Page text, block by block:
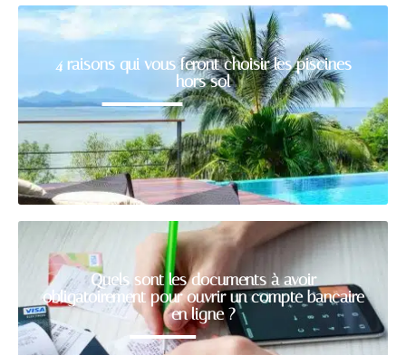
4 raisons qui vous feront choisir les piscines
hors sol
Quels sont les documents à avoir
obligatoirement pour ouvrir un compte bancaire
en ligne ?